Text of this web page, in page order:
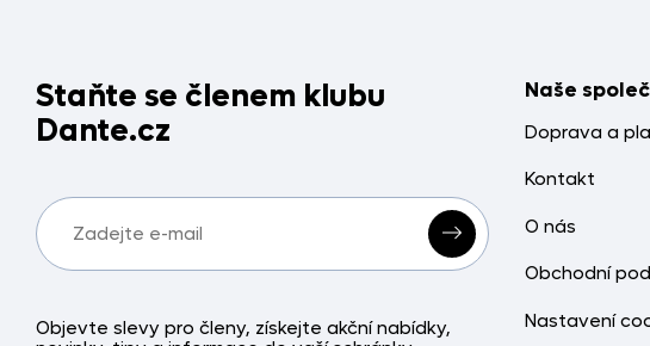
Staňte se členem klubu
Dante.cz
Objevte slevy pro členy, získejte akční nabídky,
Naše
Doprava a
Kontakt
O nás
Obchodní
Nastavení